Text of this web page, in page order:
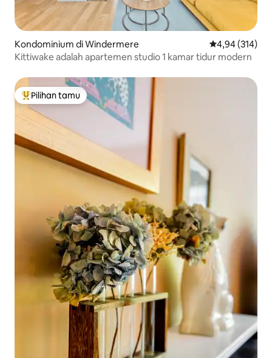
Kondominium di Windermere Nilai rata-rata
4,94 (314)
Kittiwake adalah apartemen studio 1 kamar tidur modern
Pilihan tamu terpopuler
Pilihan tamu